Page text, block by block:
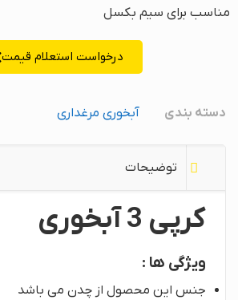
مناسب برای سیم بکسل
درخواست استعلام قیمت
دسته بندی آبخوری مرغداری
توضیحات
کرپی 3 آبخوری
ویژگی ها :
جنس این محصول از چدن می باشد